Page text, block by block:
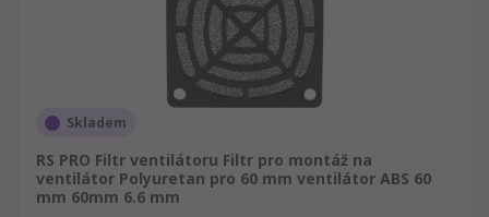
Skladem
RS PRO Filtr ventilátoru Filtr pro montáž na
ventilátor Polyuretan pro 60 mm ventilátor ABS 60
mm 60mm 6.6 mm